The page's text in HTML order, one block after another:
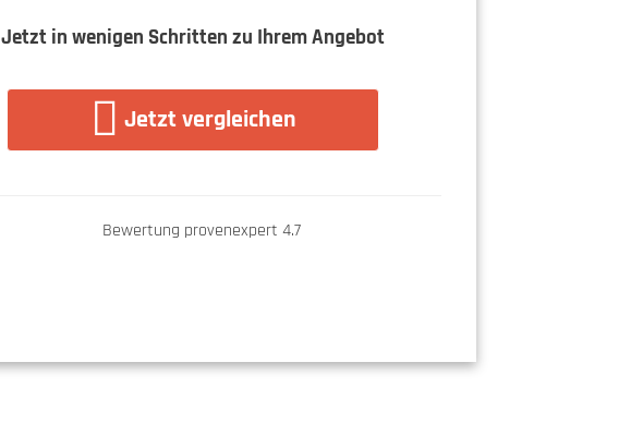
Jetzt in wenigen Schritten zu Ihrem Angebot
Jetzt vergleichen